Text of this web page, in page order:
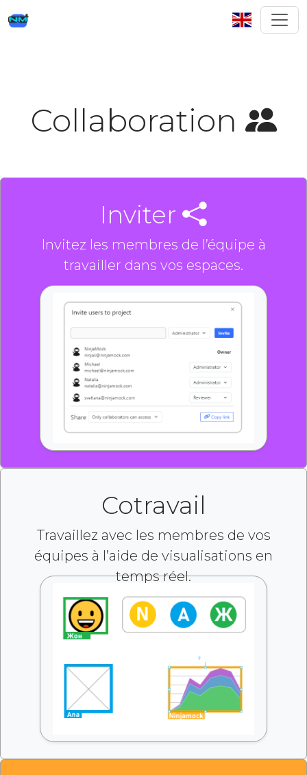
Collaboration
Inviter
Invitez les membres de l’équipe à
travailler dans vos espaces.
Cotravail
Travaillez avec les membres de vos
équipes à l’aide de visualisations en
temps réel.